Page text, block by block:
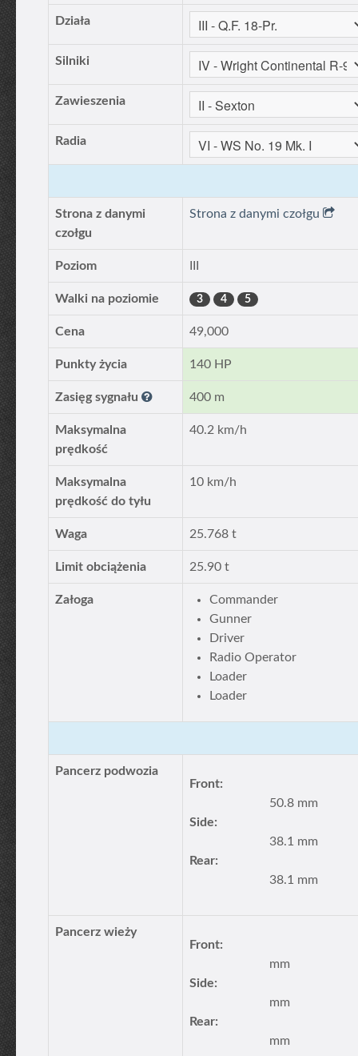
Działa
Silniki
Zawieszenia
Radia
Strona z danymi
czołgu
Strona z danymi czołgu
Poziom
Walki na poziomie 3 4 5
Cena 49,000
Punkty życia 140 HP
Zasięg sygnału 400 m
Maksymalna
prędkość
40.2 km/h
Maksymalna
prędkość do tyłu
10 km/h
Waga 25.768 t
Limit obciążenia 25.90 t
Załoga
Commander
Gunner
Driver
Radio Operator
Loader
Loader
Pancerz podwozia
Front:
50.8 mm
Side:
38.1 mm
Rear:
38.1 mm
Pancerz wieży
Front:
mm
Side:
mm
Rear:
mm